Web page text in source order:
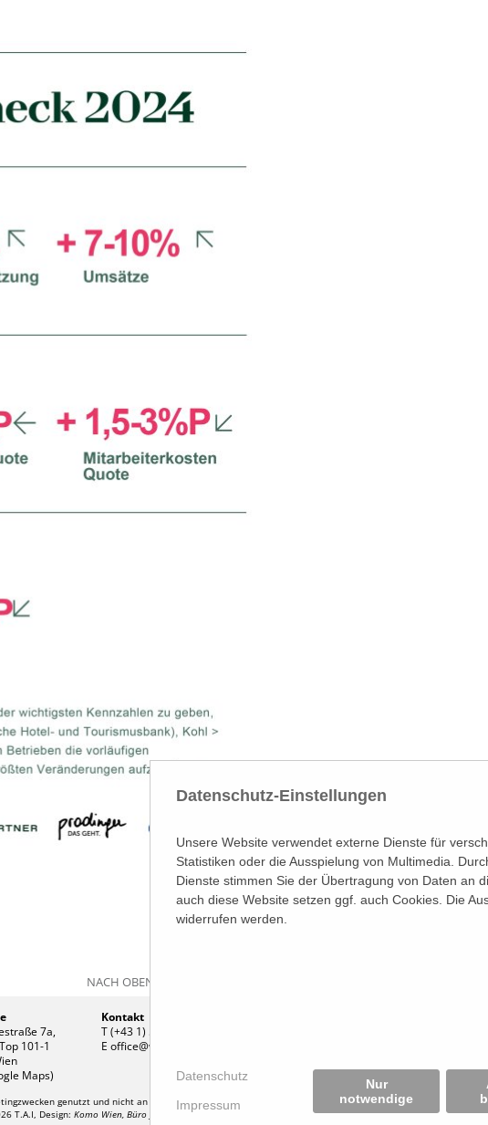
NACH OBEN
7a,
101-1
Maps)
Kontakt
T (+43 1) 546 64-0
E office@wirtschaftsverlag.at
genutzt und nicht an Dritte weitergegeben. Die T.A.I. übernimmt keine Verantwortung über
T.A.I, Design: Komo Wien, Büro für visuelle Angelegenheiten , Programmierung:Beast Communications -
Datenschutz-Einstellungen
Unsere Website verwendet externe Dienste für
Statistiken oder die Ausspielung von Multimedia.
Dienste stimmen Sie der Übertragung von Daten an
auch diese Website setzen ggf. auch Cookies. Die
widerrufen werden.
Nur
notwendige
Datenschutz
Impressum